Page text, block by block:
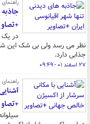
راهنمای
در یک
نظر می رسد ولی بی شک این
جذابی دارد.
۲۷ اسفند ۰۱ - ۰۹:۴۹
راهنمای